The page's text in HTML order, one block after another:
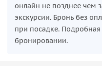
онлайн не позднее чем
экскурсии. Бронь без
при посадке.
бронировании.